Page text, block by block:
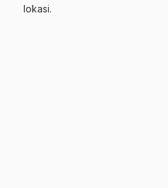
lokasi.